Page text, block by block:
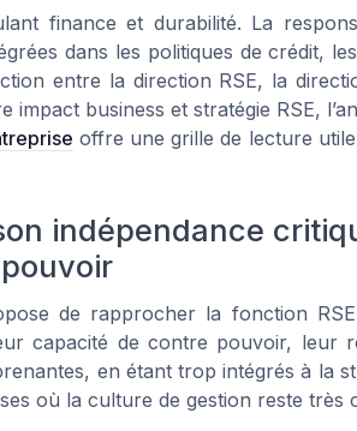
finance et durabilité. La
dans les politiques de crédit,
entre la direction RSE, la
business et stratégie RSE,
offre une grille de lecture
indépendance
de rapprocher la fonction
capacité de contre pouvoir, leur
en étant trop intégrés à la
où la culture de gestion reste très